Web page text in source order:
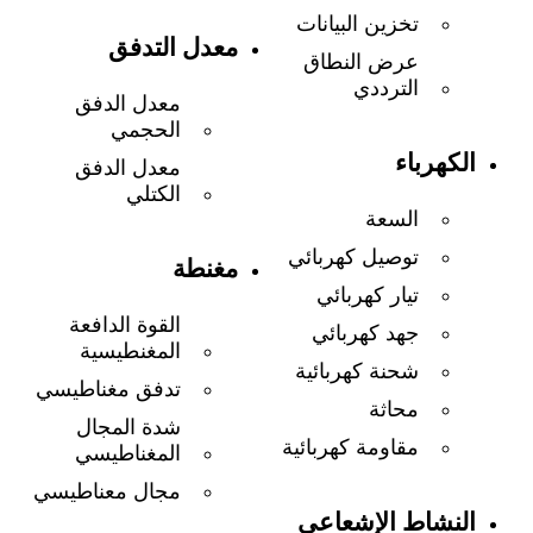
تخزين البيانات
عرض النطاق
الترددي
الكهرباء
السعة
توصيل كهربائي
تيار كهربائي
جهد كهربائي
شحنة كهربائية
محاثة
مقاومة كهربائية
النشاط الإشعاعي
معدل التدفق
معدل الدفق
الحجمي
معدل الدفق
الكتلي
مغنطة
القوة الدافعة
المغنطيسية
تدفق مغناطيسي
شدة المجال
المغناطيسي
مجال معناطيسي